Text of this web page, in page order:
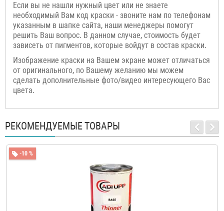
Если вы не нашли нужный цвет или не знаете
необходимый Вам код краски - звоните нам по телефонам
указанным в шапке сайта, наши менеджеры помогут
решить Ваш вопрос. В данном случае, стоимость будет
зависеть от пигментов, которые войдут в состав краски.
Изображение краски на Вашем экране может отличаться
от оригинального, по Вашему желанию мы можем
сделать дополнительные фото/видео интересующего Вас
цвета.
РЕКОМЕНДУЕМЫЕ ТОВАРЫ
-10 %